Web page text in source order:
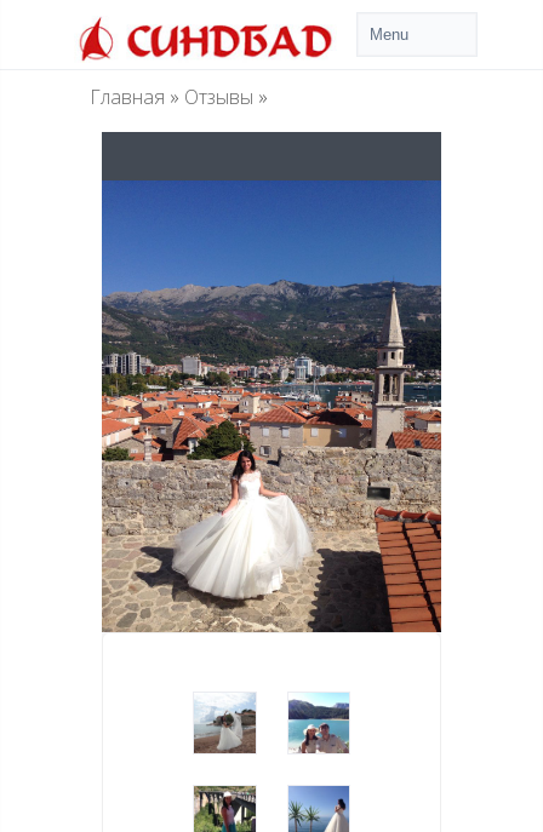
Главная » Отзывы »